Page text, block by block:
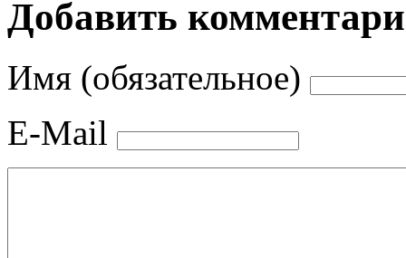
Добавить
Имя (обязательное)
E-Mail